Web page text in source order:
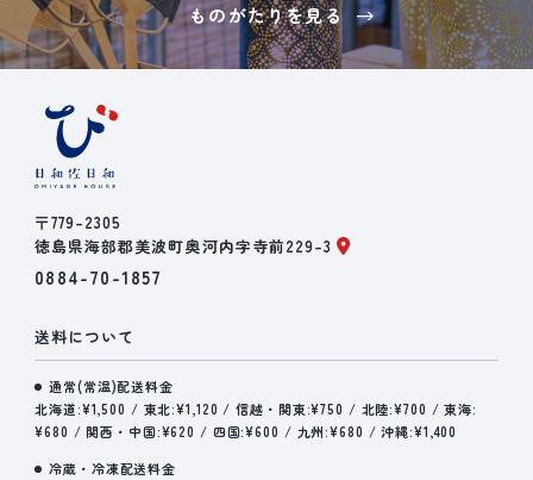
ものがたりを見る
〒779-2305
徳島県海部郡美波町奥河内字寺前229-3
0884-70-1857
送料について
通常(常温)配送料金
北海道:¥1,500 / 東北:¥1,120 / 信越・関東:¥750 / 北陸:¥700 / 東海:
¥680 / 関西・中国:¥620 / 四国:¥600 / 九州:¥680 / 沖縄:¥1,400
冷蔵・冷凍配送料金